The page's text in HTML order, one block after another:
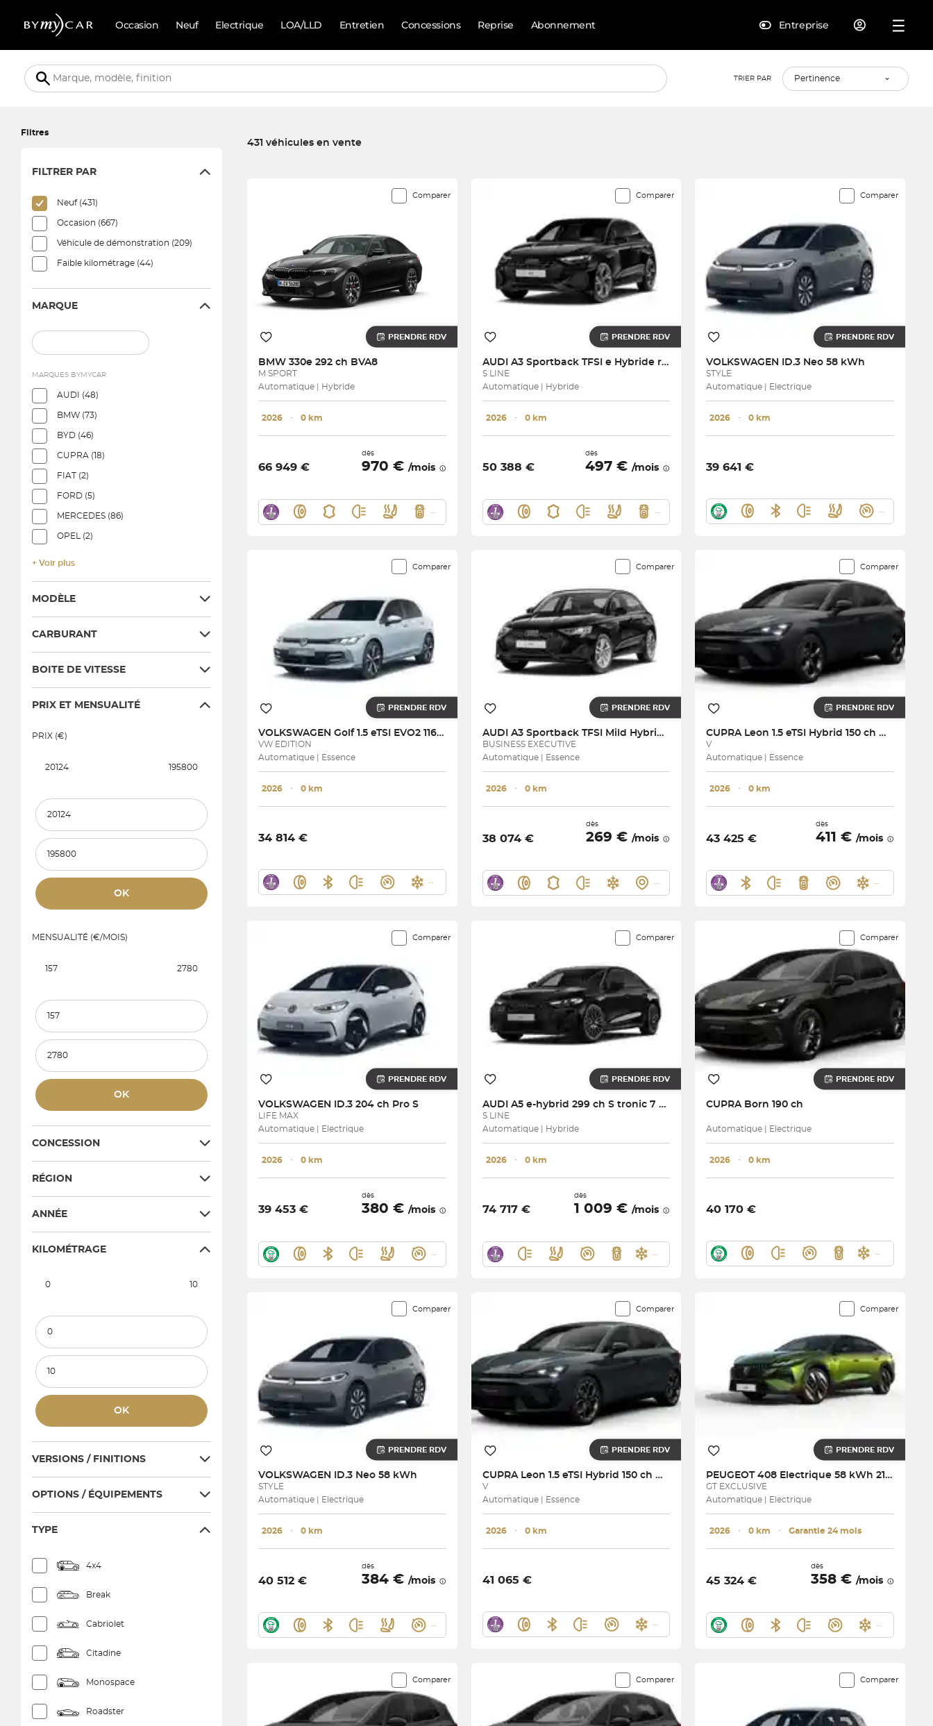
Occasion Neuf Electrique LOA/LLD Entretien Concessions Reprise Abonnement Entreprise
TRIER PAR
Filtres
FILTRER PAR
Neuf (431)
Occasion (667)
Véhicule de démonstration (209)
Faible kilométrage (44)
MARQUE
MARQUES BYMYCAR
AUDI (48)
BMW (73)
BYD (46)
CUPRA (18)
FIAT (2)
FORD (5)
MERCEDES (86)
OPEL (2)
+ Voir plus
MODÈLE
CARBURANT
BOITE DE VITESSE
PRIX ET MENSUALITÉ
PRIX (€)
20124 195800
Prix et mensualité minimum
Prix et mensualité maximum
OK
MENSUALITÉ (€/MOIS)
157 2780
Prix et mensualité minimum
Prix et mensualité maximum
OK
CONCESSION
RÉGION
ANNÉE
KILOMÉTRAGE
0 10
Kilométrage minimum
Kilométrage maximum
OK
VERSIONS / FINITIONS
OPTIONS / ÉQUIPEMENTS
TYPE
4x4
Break
Cabriolet
Citadine
Monospace
Roadster
431 véhicules en vente
Comparer
PRENDRE RDV
BMW 330e 292 ch BVA8
M SPORT
Automatique | Hybride
2026 ･ 0 km
66 949 €
dès
970 € /mois
Comparer
PRENDRE RDV
AUDI A3 Sportback TFSI e Hybride rechargeable 204 S tronic 6
S LINE
Automatique | Hybride
2026 ･ 0 km
50 388 €
dès
497 €/mois
Comparer
PRENDRE RDV
VOLKSWAGEN ID.3 Neo 58 kWh
STYLE
Automatique | Electrique
2026 ･ 0 km
39 641 €
Comparer
PRENDRE RDV
VOLKSWAGEN Golf 1.5 eTSI EVO2 116 DSG7
VW EDITION
Automatique | Essence
2026 ･ 0 km
34 814 €
Comparer
PRENDRE RDV
AUDI A3 Sportback TFSI Mild Hybrid 150 S tronic 7
BUSINESS EXECUTIVE
Automatique | Essence
2026 ･ 0 km
38 074 €
dès
269 €/mois
Comparer
PRENDRE RDV
CUPRA Leon 1.5 eTSI Hybrid 150 ch DSG7
V
Automatique | Essence
2026 ･ 0 km
43 425 €
dès
411 € /mois
Comparer
PRENDRE RDV
VOLKSWAGEN ID.3 204 ch Pro S
LIFE MAX
Automatique | Electrique
2026 ･ 0 km
39 453 €
dès
380 € /mois
Comparer
PRENDRE RDV
AUDI A5 e-hybrid 299 ch S tronic 7 Quattro
S LINE
Automatique | Hybride
2026 ･ 0 km
74 717 €
dès
1 009 €/mois
Comparer
PRENDRE RDV
CUPRA Born 190 ch
Automatique | Electrique
2026 ･ 0 km
40 170 €
Comparer
PRENDRE RDV
VOLKSWAGEN ID.3 Neo 58 kWh
STYLE
Automatique | Electrique
2026 ･ 0 km
40 512 €
dès
384 € /mois
Comparer
PRENDRE RDV
CUPRA Leon 1.5 eTSI Hybrid 150 ch DSG7
V
Automatique | Essence
2026 ･ 0 km
41 065 €
Comparer
PRENDRE RDV
PEUGEOT 408 Electrique 58 kWh 210 ch
GT EXCLUSIVE
Automatique | Electrique
2026 ･ 0 km ･ Garantie 24 mois
45 324 €
dès
358 € /mois
Comparer Comparer Comparer